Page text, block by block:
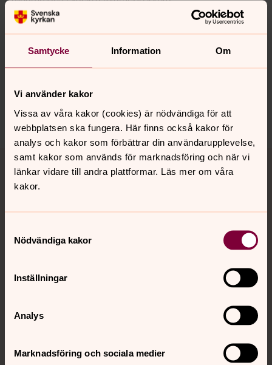
Samtycke Information Om
Vi använder kakor
Vissa av våra kakor (cookies) är nödvändiga för att
webbplatsen ska fungera. Här finns också kakor för
analys och kakor som förbättrar din användarupplevelse,
samt kakor som används för marknadsföring och när vi
länkar vidare till andra plattformar. Läs mer om våra
kakor.
Nödvändiga kakor
Inställningar
Analys
Marknadsföring och sociala medier
Synpunkter eller frågor på sidans
norrkoping@svenskakyrkan.se
Dela
Tillbaka till toppen
Tillbaka till innehållet
Kontakt
Sociala kanaler